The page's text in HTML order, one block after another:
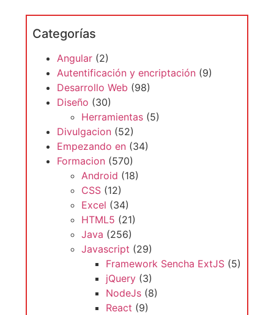
Categorías
Angular (2)
Autentificación y encriptación (9)
Desarrollo Web (98)
Diseño (30)
Herramientas (5)
Divulgacion (52)
Empezando en (34)
Formacion (570)
Android (18)
CSS (12)
Excel (34)
HTML5 (21)
Java (256)
Javascript (29)
Framework Sencha ExtJS (5)
jQuery (3)
NodeJs (8)
React (9)